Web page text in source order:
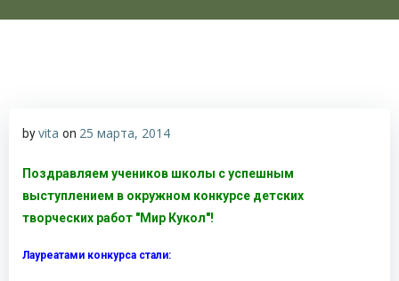
byvita on 25 марта, 2014
Поздравляем учеников школы с успешным
выступлением в окружном конкурсе детских
творческих работ "Мир Кукол"!
Лауреатами конкурса стали: